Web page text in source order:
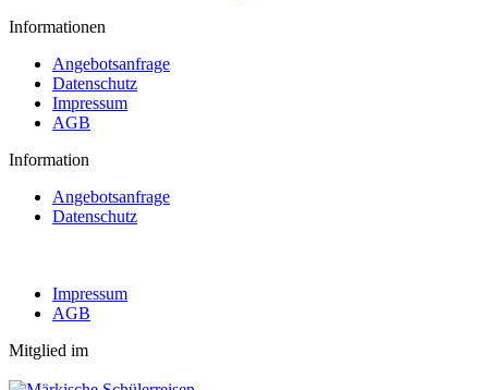
Informationen
Angebotsanfrage
Datenschutz
Impressum
AGB
Information
Angebotsanfrage
Datenschutz
Impressum
AGB
Mitglied im